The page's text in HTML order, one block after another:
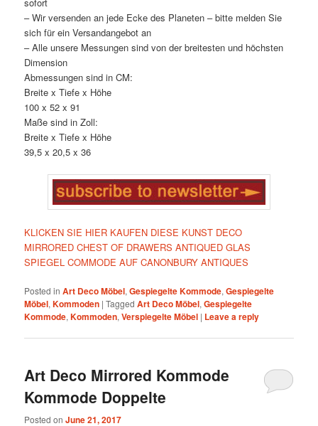
– Wir versenden an jede Ecke des Planeten – bitte melden Sie
sich für ein Versandangebot an
– Alle unsere Messungen sind von der breitesten und höchsten
Dimension
Abmessungen sind in CM:
Breite x Tiefe x Höhe
100 x 52 x 91
Maße sind in Zoll:
Breite x Tiefe x Höhe
39,5 x 20,5 x 36
KLICKEN SIE HIER KAUFEN DIESE KUNST DECO
MIRRORED CHEST OF DRAWERS ANTIQUED GLAS
SPIEGEL COMMODE AUF CANONBURY ANTIQUES
Posted in Art Deco Möbel,Gespiegelte Kommode,Gespiegelte
Möbel,Kommoden |Tagged Art Deco Möbel,Gespiegelte
Kommode,Kommoden,Verspiegelte Möbel | Leave a reply
Art Deco Mirrored Kommode
Kommode Doppelte
Posted onJune 21, 2017